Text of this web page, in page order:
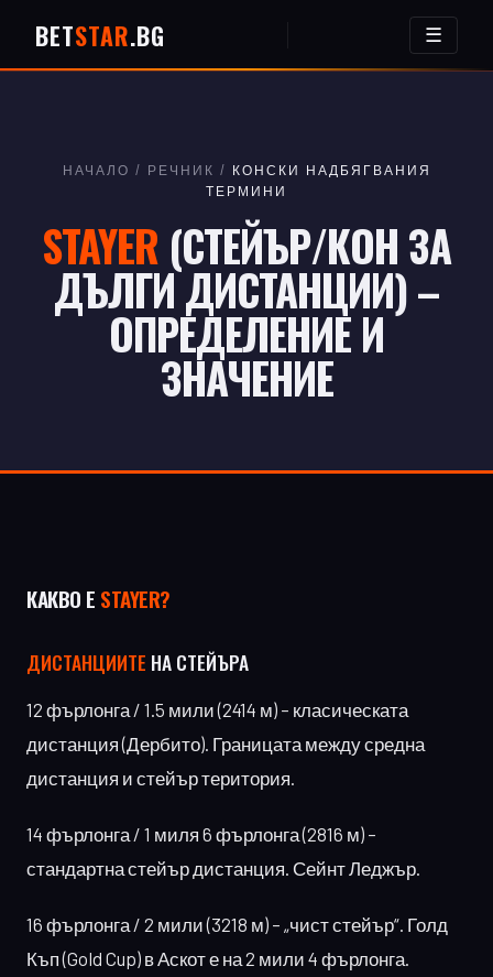
BETSTAR.BG ☰
НАЧАЛО / РЕЧНИК / КОНСКИ НАДБЯГВАНИЯ
ТЕРМИНИ
STAYER (СТЕЙЪР/КОН ЗА
ДЪЛГИ ДИСТАНЦИИ) –
ОПРЕДЕЛЕНИЕ И
ЗНАЧЕНИЕ
КАКВО Е STAYER?
ДИСТАНЦИИТЕ НА СТЕЙЪРА
12 фърлонга / 1.5 мили (2414 м) – класическата
дистанция (Дербито). Границата между средна
дистанция и стейър територия.
14 фърлонга / 1 миля 6 фърлонга (2816 м) –
стандартна стейър дистанция. Сейнт Леджър.
16 фърлонга / 2 мили (3218 м) – „чист стейър“. Голд
Къп (Gold Cup) в Аскот е на 2 мили 4 фърлонга.